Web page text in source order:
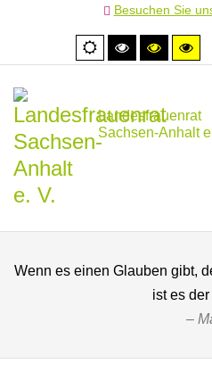
Besuchen Sie
Normale
Ansicht
Hoher
Kontrast
Hoher
Kontrast
Landesfrauenrat
Sachsen-Anhalt
Wenn es einen Glauben gibt,
ist es